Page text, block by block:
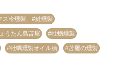
ス冷燻製、#鮭燻製
うたん島苫屋 #牡蛎燻製
#牡蠣燻製オイル漬 #苫屋の燻製